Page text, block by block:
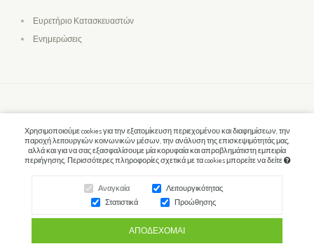
Χρησιμοποιούμε cookies για την εξατομίκευση περιεχομένου και διαφημίσεων, την
παροχή λειτουργιών κοινωνικών μέσων, την ανάλυση της επισκεψιμότητάς μας,
αλλά και για να σας εξασφαλίσουμε μία κορυφαία και απροβλημάτιστη εμπειρία
περιήγησης. Περισσότερες πληροφορίες σχετικά με τα cookies μπορείτε να δείτε
Αναγκαία
Λειτουργικότητας
Στατιστικά
Προώθησης
ΑΠΟΔΈΧΟΜΑΙ
Ευρετήριο Κατασκευαστών
Ενημερώσεις